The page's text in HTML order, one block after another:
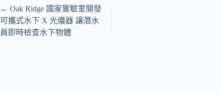
← Oak Ridge 國家實驗室開發
可攜式水下 X 光儀器 讓潛水
員即時檢查水下物體